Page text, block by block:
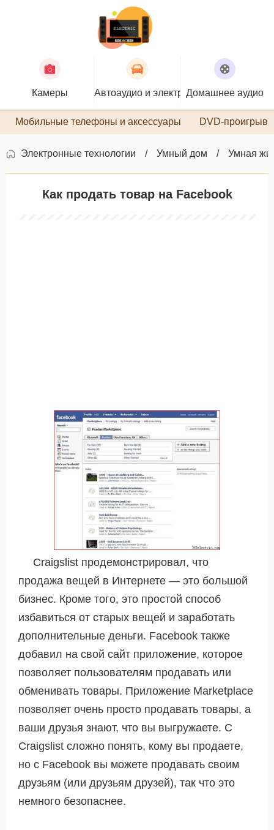
Камеры Автоаудио и электроникаДомашнее аудио
Мобильные телефоны и аксессуары DVD-
Электронные технологии Умный дом Умная
Как продать товар на Facebook
Craigslist продемонстрировал, что
продажа вещей в Интернете — это большой
бизнес. Кроме того, это простой способ
избавиться от старых вещей и заработать
дополнительные деньги. Facebook также
добавил на свой сайт приложение, которое
позволяет пользователям продавать или
обменивать товары. Приложение Marketplace
позволяет очень просто продавать товары, а
ваши друзья знают, что вы выгружаете. С
Craigslist сложно понять, кому вы продаете,
но с Facebook вы можете продавать своим
друзьям (или друзьям друзей), так что это
немного безопаснее.